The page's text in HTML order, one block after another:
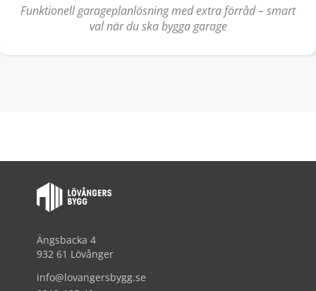
Funktionell garageplanlösning med extra förråd – smart
val när du ska bygga garage
Ängsbacka 4
932 61 Lövånger
info@lovangersbygg.se